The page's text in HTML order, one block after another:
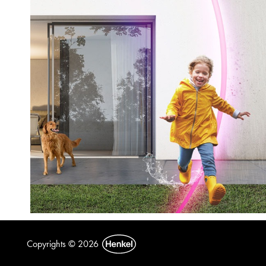
Copyrights © 2026